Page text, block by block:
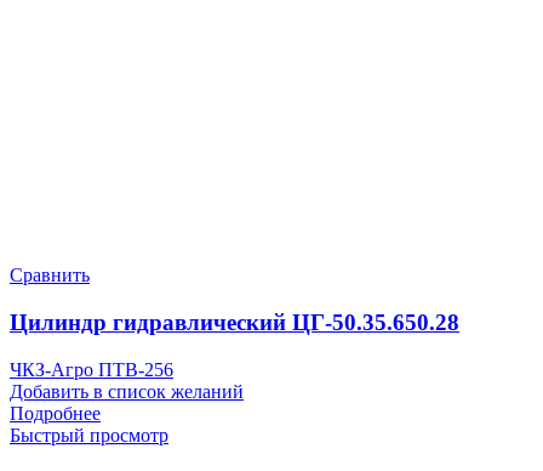
Сравнить
Цилиндр гидравлический ЦГ-50.35.650.28
ЧКЗ-Агро ПТВ-256
Добавить в список желаний
Подробнее
Быстрый просмотр